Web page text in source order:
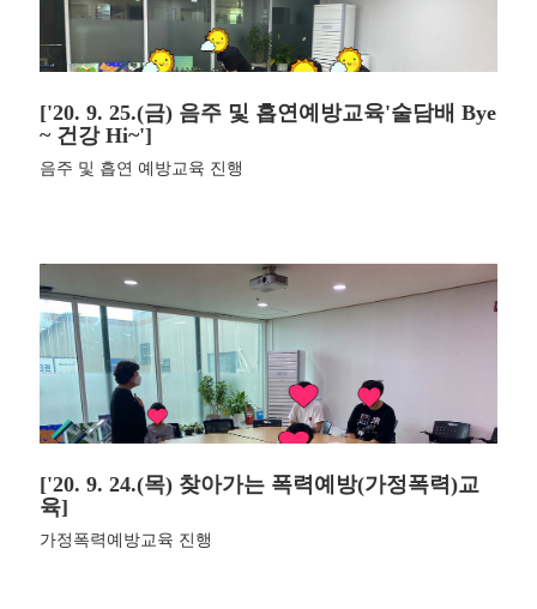
['20. 9. 25.(금) 음주 및 흡연예방교육'술담배 Bye
~ 건강 Hi~']
음주 및 흡연 예방교육 진행
['20. 9. 24.(목) 찾아가는 폭력예방(가정폭력)교
육]
가정폭력예방교육 진행